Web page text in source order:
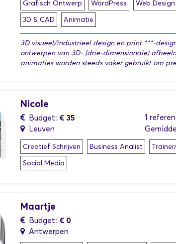
Grafisch Ontwerp WordPress Web Design
3D & CAD
Animatie
3D visueel/industrieel design en print ***-
ontwerpen van 3D- (drie-dimensionale)
animaties worden steeds vaker gebruikt om
Nicole
Budget: € 35
1
Leuven
Creatief Schrijven Business Analist
Social Media
Maartje
Budget: € 0
Antwerpen